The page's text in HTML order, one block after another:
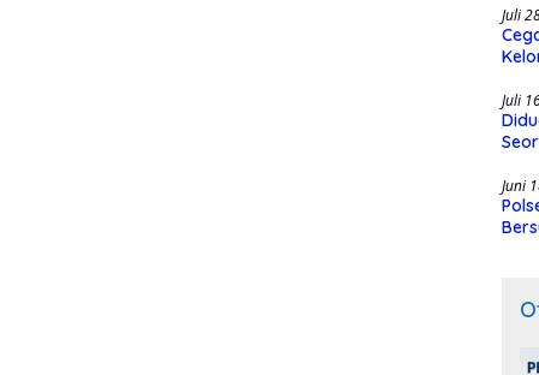
Juli
Juli
Juni